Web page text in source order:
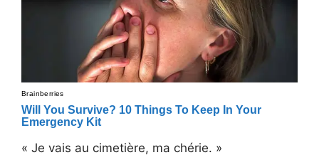
« Je vais au cimetière, ma chérie. »